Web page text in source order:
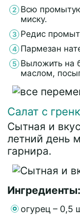
Всю
миску.
Редис
Пармезан
Выложить на
маслом,
Салат с
Сытная и
летний день
гарнира.
Ингредиенты:
огурец – 0,5